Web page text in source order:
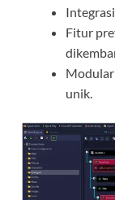
Fitur
unik.